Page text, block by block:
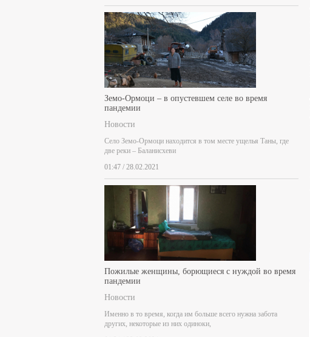
Земо-Ормоци – в опустевшем селе во время
пандемии
Новости
Село Земо-Ормоци находится в том месте ущелья Таны, где
две реки – Баланисхеви
01:47 / 28.02.2021
Пожилые женщины, борющиеся с нуждой во время
пандемии
Новости
Именно в то время, когда им больше всего нужна забота
других, некоторые из них одиноки,